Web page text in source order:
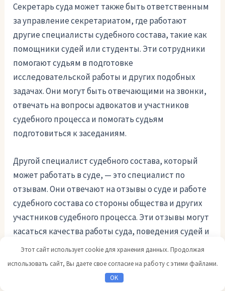
Секретарь суда может также быть ответственным
за управление секретариатом, где работают
другие специалисты судебного состава, такие как
помощники судей или студенты. Эти сотрудники
помогают судьям в подготовке
исследовательской работы и других подобных
задачах. Они могут быть отвечающими на звонки,
отвечать на вопросы адвокатов и участников
судебного процесса и помогать судьям
подготовиться к заседаниям.
Другой специалист судебного состава, который
может работать в суде, — это специалист по
отзывам. Они отвечают на отзывы о суде и работе
судебного состава со стороны общества и других
участников судебного процесса. Эти отзывы могут
касаться качества работы суда, поведения судей и
других сотрудников судебного состава, а также
других вопросов, касающихся судебной системы в
Этот сайт использует cookie для хранения данных. Продолжая
использовать сайт, Вы даете свое согласие на работу с этими файлами.
OK